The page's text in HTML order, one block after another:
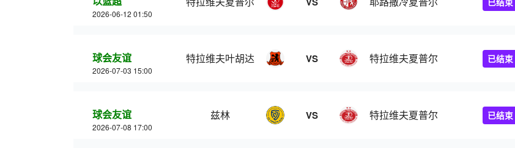
2026-06-12 01:50
球会友谊
2026-07-03 15:00
特拉维夫叶胡达 VS 特拉维夫夏普尔 已结束
球会友谊
2026-07-08 17:00
兹林 VS 特拉维夫夏普尔 已结束